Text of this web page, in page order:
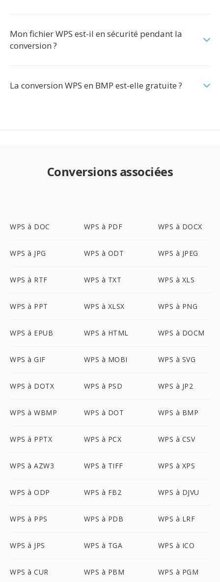
Mon fichier WPS est-il en sécurité pendant la
conversion ?
La conversion WPS en BMP est-elle gratuite ?
Conversions associées
WPS à DOC WPS à PDF WPS à DOCX
WPS à JPG WPS à ODT WPS à JPEG
WPS à RTF WPS à TXT WPS à XLS
WPS à PPT WPS à XLSX WPS à PNG
WPS à EPUB WPS à HTML WPS à DOCM
WPS à GIF WPS à MOBI WPS à SVG
WPS à DOTX WPS à PSD WPS à JP2
WPS à WBMP WPS à DOT WPS à BMP
WPS à PPTX WPS à PCX WPS à CSV
WPS à AZW3 WPS à TIFF WPS à XPS
WPS à ODP WPS à FB2 WPS à DJVU
WPS à PPS WPS à PDB WPS à LRF
WPS à JPS WPS à TGA WPS à ICO
WPS à CUR WPS à PBM WPS à PGM